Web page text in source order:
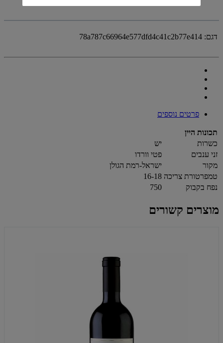
דגם: 78a787c66964e577dfd4c41c2b77e414
פרטים נוספים
תכונות היין
כשרות
יש
זני ענבים
פטי וורדו
מקור
ישראל-רמת הגולן
טמפרטורת צריכה 16-18
נפח בקבוק
750
מוצרים קשורים